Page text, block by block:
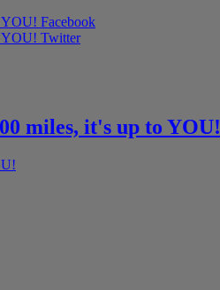
Facebook
YOU! Twitter
miles, it's up to YOU!